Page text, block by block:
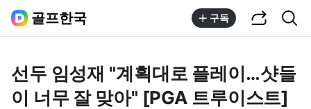
골프한국 구독
선두 임성재 "계획대로 플레이…샷들
이 너무 잘 맞아" [PGA 트루이스트]